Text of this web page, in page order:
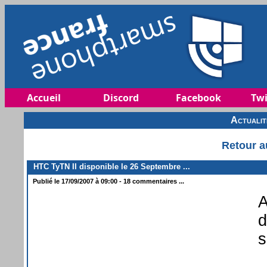
Accueil Discord Facebook
Retour
HTC TyTN II disponible le 26 Septembre ...
Publié le 17/09/2007 à 09:00 - 18 commentaires ...